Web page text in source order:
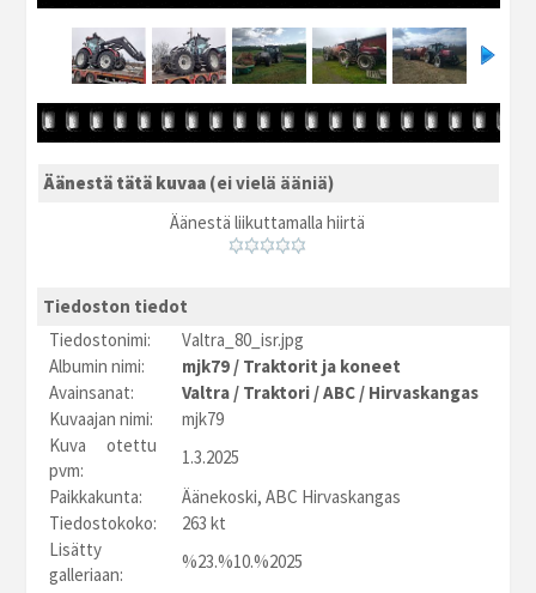
Äänestä tätä kuvaa (ei vielä ääniä)
Äänestä liikuttamalla hiirtä
Tiedoston tiedot
Tiedostonimi:
Valtra_80_isr.jpg
Albumin nimi:
mjk79 / Traktorit ja koneet
Avainsanat:
Valtra / Traktori /ABC / Hirvaskangas
Kuvaajan nimi:
mjk79
Kuva otettu
pvm:
1.3.2025
Paikkakunta:
Äänekoski, ABC Hirvaskangas
Tiedostokoko:
263 kt
Lisätty
galleriaan:
%23.%10.%2025